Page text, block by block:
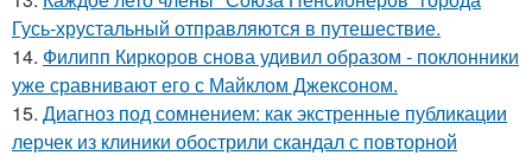
Гусь-хрустальный отправляются в путешествие.
14. Филипп Киркоров снова удивил образом - поклонники
уже сравнивают его с Майклом Джексоном.
15. Диагноз под сомнением: как экстренные публикации
лерчек из клиники обострили скандал с повторной